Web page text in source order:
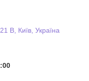
В, Київ, Україна